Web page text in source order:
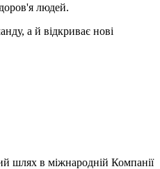
людей.
а й відкриває нові
шлях в міжнародній Компанії